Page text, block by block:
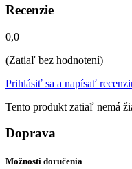
Recenzie
0,0
(Zatiaľ bez hodnotení)
Prihlásiť sa a napísať
Tento produkt zatiaľ nemá
Doprava
Možnosti doručenia